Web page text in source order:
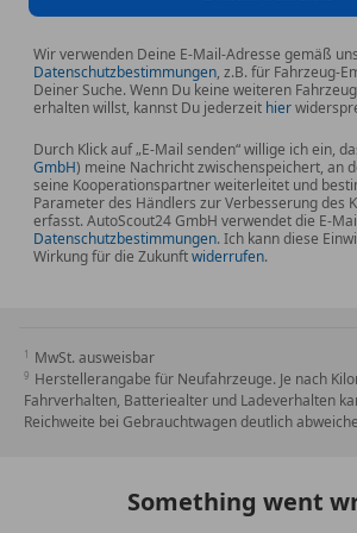
Fahrassistenz-System: BMW
Fahrassistenz-System: Driving
Fahrassistenz-System:
Fahrassistenz-System:
Fahrassistenz-System: Rückfahr-
Fahrwerkssystem: Executive Drive
(Wankstabilisierung)
Fußmatten Velours
Head-up-Display
Heckklappe zweiteilig
Heckleuchten LED
Innenausstattung: Erweiterte
Wir verwenden Deine E-Mail-Adresse gemäß
Datenschutzbestimmungen, z.B. für Fahrzeug-
Deiner Suche. Wenn Du keine weiteren
erhalten willst, kannst Du jederzeit hier
Durch Klick auf „E-Mail senden“ willige ich ein,
GmbH) meine Nachricht zwischenspeichert, an
seine Kooperationspartner weiterleitet und
Parameter des Händlers zur Verbesserung des
erfasst. AutoScout24 GmbH verwendet die E-
Datenschutzbestimmungen. Ich kann diese
Wirkung für die Zukunftwiderrufen.
MwSt. ausweisbar
Herstellerangabe für Neufahrzeuge. Je nach
Fahrverhalten, Batteriealter und Ladeverhalten
Reichweite bei Gebrauchtwagen deutlich
Something went